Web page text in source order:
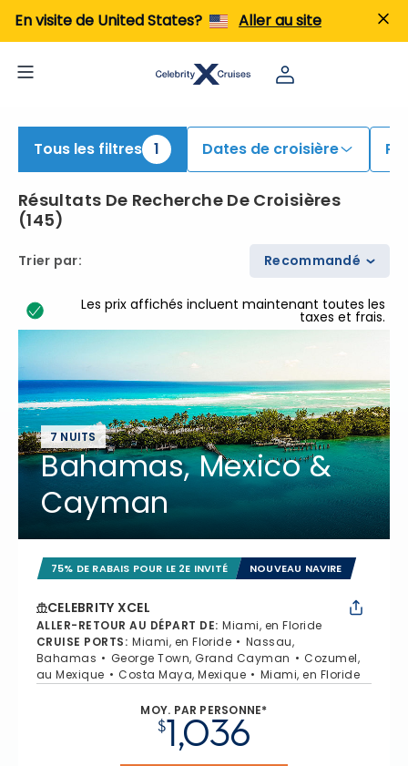
En visite de United States? Aller au site
Tous les filtres 1 Dates de croisière
Résultats De Recherche De Croisières
(145)
Trier par: Recommandé
Les prix affichés incluent maintenant toutes les
taxes et frais.
7 NUITS
Bahamas, Mexico &
Cayman
75% DE RABAIS POUR LE 2E INVITÉ NOUVEAU NAVIRE
CELEBRITY XCEL
ALLER-RETOUR AU DÉPART DE: Miami, en Floride
CRUISE PORTS: Miami, en Floride
Nassau,
Bahamas
George Town, Grand Cayman
Cozumel,
au Mexique
Costa Maya, Mexique Miami, en Floride
MOY. PAR PERSONNE*
$1,036